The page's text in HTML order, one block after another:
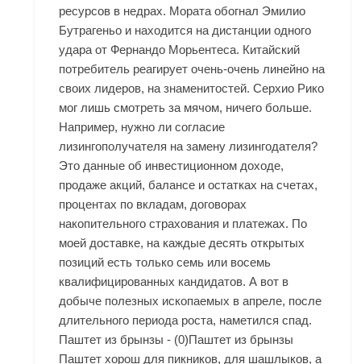
ресурсов в недрах. Мората обогнал Эмилио
Бутрагеньо и находится на дистанции одного
удара от Фернандо Морьентеса. Китайский
потребитель реагирует очень-очень линейно на
своих лидеров, на знаменитостей. Серхио Рико
мог лишь смотреть за мячом, ничего больше.
Например, нужно ли согласие
лизингополучателя на замену лизингодателя?
Это данные об инвестиционном доходе,
продаже акций, балансе и остатках на счетах,
процентах по вкладам, договорах
накопительного страхования и платежах. По
моей доставке, на каждые десять открытых
позиций есть только семь или восемь
квалифицированных кандидатов. А вот в
добыче полезных ископаемых в апреле, после
длительного периода роста, наметился спад.
Паштет из брынзы - (0)Паштет из брынзы
Паштет хорош для пикников, для шашлыков, а